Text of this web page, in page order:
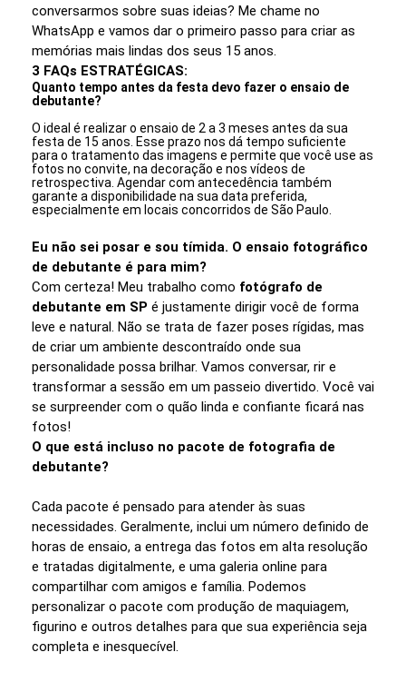
conversarmos sobre suas ideias? Me chame no
WhatsApp e vamos dar o primeiro passo para criar as
memórias mais lindas dos seus 15 anos.
3 FAQs ESTRATÉGICAS:
Quanto tempo antes da festa devo fazer o ensaio de
debutante?
O ideal é realizar o ensaio de 2 a 3 meses antes da sua
festa de 15 anos. Esse prazo nos dá tempo suficiente
para o tratamento das imagens e permite que você use as
fotos no convite, na decoração e nos vídeos de
retrospectiva. Agendar com antecedência também
garante a disponibilidade na sua data preferida,
especialmente em locais concorridos de São Paulo.
Eu não sei posar e sou tímida. O ensaio fotográfico
de debutante é para mim?
Com certeza! Meu trabalho como fotógrafo de
debutante em SP é justamente dirigir você de forma
leve e natural. Não se trata de fazer poses rígidas, mas
de criar um ambiente descontraído onde sua
personalidade possa brilhar. Vamos conversar, rir e
transformar a sessão em um passeio divertido. Você vai
se surpreender com o quão linda e confiante ficará nas
fotos!
O que está incluso no pacote de fotografia de
debutante?
Cada pacote é pensado para atender às suas
necessidades. Geralmente, inclui um número definido de
horas de ensaio, a entrega das fotos em alta resolução
e tratadas digitalmente, e uma galeria online para
compartilhar com amigos e família. Podemos
personalizar o pacote com produção de maquiagem,
figurino e outros detalhes para que sua experiência seja
completa e inesquecível.